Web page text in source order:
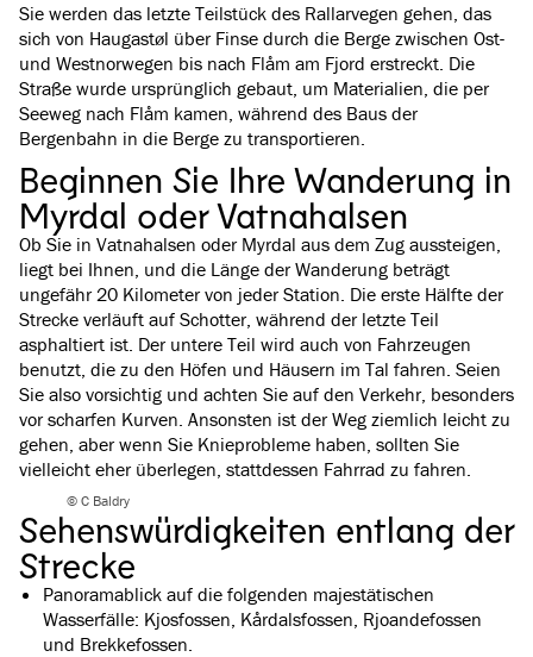
Sie werden das letzte Teilstück des Rallarvegen gehen, das
sich von Haugastøl über Finse durch die Berge zwischen Ost-
und Westnorwegen bis nach Flåm am Fjord erstreckt. Die
Straße wurde ursprünglich gebaut, um Materialien, die per
Seeweg nach Flåm kamen, während des Baus der
Bergenbahn in die Berge zu transportieren.
Beginnen Sie Ihre Wanderung in
Myrdal oder Vatnahalsen
Ob Sie in Vatnahalsen oder Myrdal aus dem Zug aussteigen,
liegt bei Ihnen, und die Länge der Wanderung beträgt
ungefähr 20 Kilometer von jeder Station. Die erste Hälfte der
Strecke verläuft auf Schotter, während der letzte Teil
asphaltiert ist. Der untere Teil wird auch von Fahrzeugen
benutzt, die zu den Höfen und Häusern im Tal fahren. Seien
Sie also vorsichtig und achten Sie auf den Verkehr, besonders
vor scharfen Kurven. Ansonsten ist der Weg ziemlich leicht zu
gehen, aber wenn Sie Knieprobleme haben, sollten Sie
vielleicht eher überlegen, stattdessen Fahrrad zu fahren.
© C Baldry
Sehenswürdigkeiten entlang der
Strecke
Panoramablick auf die folgenden majestätischen
Wasserfälle: Kjosfossen, Kårdalsfossen, Rjoandefossen
und Brekkefossen.